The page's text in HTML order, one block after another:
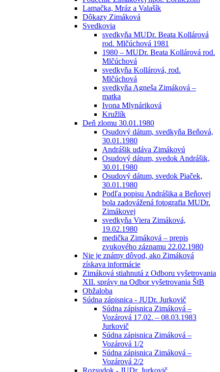
Lamačka, Mráz a Valašík
Dôkazy Zimáková
Svedkovia
svedkyňa MUDr. Beata Kollárová
rod. Mlčúchová 1981
1980 – MUDr. Beata Kollárová rod.
Mlčúchová
svedkyňa Kollárová, rod.
Mlčúchová
svedkyňa Agneša Zimáková –
matka
Ivona Mlynáriková
Kružlík
Deň zlomu 30.01.1980
Osudový dátum, svedkyňa Beňová,
30.01.1980
Andrášik udáva Zimákovú
Osudový dátum, svedok Andrášik,
30.01.1980
Osudový dátum, svedok Piaček,
30.01.1980
Podľa popisu Andrášika a Beňovej
bola zadovážená fotografia MUDr.
Zimákovej
svedkyňa Viera Zimáková,
19.02.1980
medička Zimáková – prepis
zvukového záznamu 22.02.1980
Nie je známy dôvod, ako Zimáková
získava informácie
Zimáková stiahnutá z Odboru vyšetrovania
XII. správy na Odbor vyšetrovania ŠtB
Obžaloba
Súdna zápisnica - JUDr. Jurkovič
Súdna zápisnica Zimáková –
Vozárová 17.02. – 08.03.1983
Jurkovič
Súdna zápisnica Zimáková –
Vozárová 1/2
Súdna zápisnica Zimáková –
Vozárová 2/2
Rozsudok - JUDr. Jurkovič